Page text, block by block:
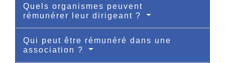
Quels organismes peuvent
rémunérer leur dirigeant ?
Qui peut être rémunéré dans une
association ?